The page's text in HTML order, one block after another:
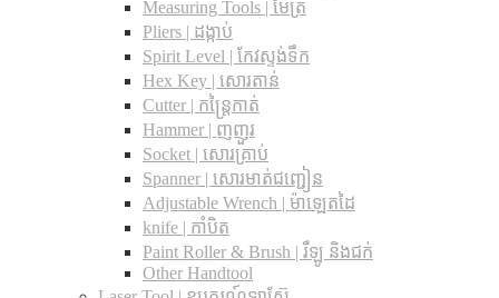
Measuring Tools | ម៉ែត្រ
Pliers | ដង្កាប់
Spirit Level | កែវស្ទង់ទឹក
Hex Key | សោរតាន់
Cutter | កន្រ្តៃកាត់
Hammer | ញញួរ
Socket | សោរគ្រាប់
Spanner |​ សោរមាត់ជញ្ជៀន
Adjustable Wrench |​ ម៉ាឡេតដៃ
knife | កាំបិត
Paint Roller & Brush | រឺឡូ និងជក់
Other Handtool